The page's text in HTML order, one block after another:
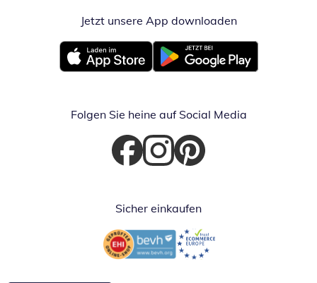
Jetzt unsere App downloadenÖffnet in
Öffnet in neuem FensterÖffnet in neuem Fenster
Folgen Sie heine auf Social Media
Öffnet in neuem Fenster
Öffnet in neuem Fenster
Öffnet in neuem Fenster
Sicher einkaufen
Öffnet in neuem FensterÖffnet in neuem Fenster